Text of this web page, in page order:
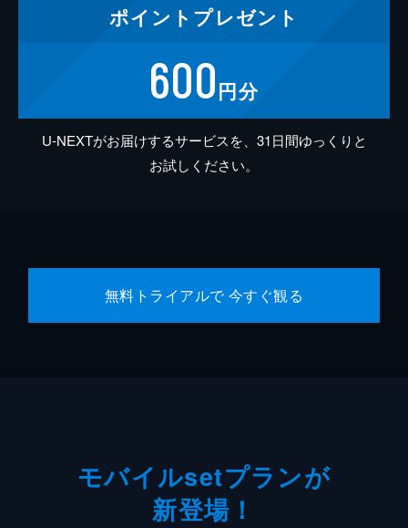
ポイント プレゼント
600円分
U-NEXTがお届けするサービスを、31日間ゆっくりと
お試しください。
無料トライアルで 今すぐ観る
モバイルsetプランが
新登場！